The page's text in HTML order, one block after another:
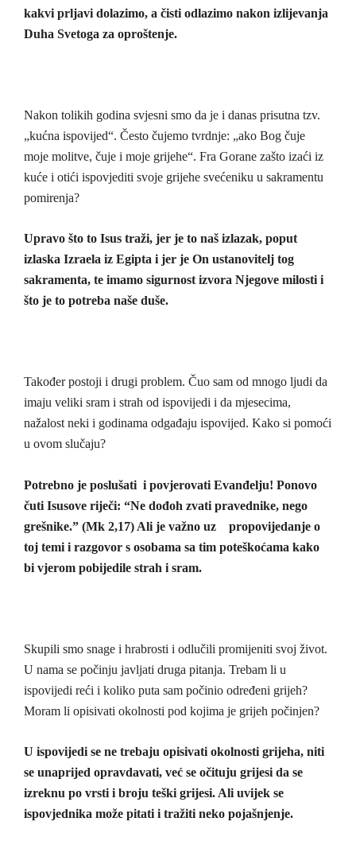
kakvi prljavi dolazimo, a čisti odlazimo nakon izlijevanja
Duha Svetoga za oproštenje.
Nakon tolikih godina svjesni smo da je i danas prisutna tzv.
„kućna ispovijed“. Često čujemo tvrdnje: „ako Bog čuje
moje molitve, čuje i moje grijehe“. Fra Gorane zašto izaći iz
kuće i otići ispovjediti svoje grijehe svećeniku u sakramentu
pomirenja?
Upravo što to Isus traži, jer je to naš izlazak, poput
izlaska Izraela iz Egipta i jer je On ustanovitelj tog
sakramenta, te imamo sigurnost izvora Njegove milosti i
što je to potreba naše duše.
Također postoji i drugi problem. Čuo sam od mnogo ljudi da
imaju veliki sram i strah od ispovijedi i da mjesecima,
nažalost neki i godinama odgađaju ispovijed. Kako si pomoći
u ovom slučaju?
Potrebno je poslušati i povjerovati Evanđelju! Ponovo
čuti Isusove riječi: “Ne dođoh zvati pravednike, nego
grešnike.” (Mk 2,17) Ali je važno uz propovijedanje o
toj temi i razgovor s osobama sa tim poteškoćama kako
bi vjerom pobijedile strah i sram.
Skupili smo snage i hrabrosti i odlučili promijeniti svoj život.
U nama se počinju javljati druga pitanja. Trebam li u
ispovijedi reći i koliko puta sam počinio određeni grijeh?
Moram li opisivati okolnosti pod kojima je grijeh počinjen?
U ispovijedi se ne trebaju opisivati okolnosti grijeha, niti
se unaprijed opravdavati, već se očituju grijesi da se
izreknu po vrsti i broju teški grijesi. Ali uvijek se
ispovjednika može pitati i tražiti neko pojašnjenje.